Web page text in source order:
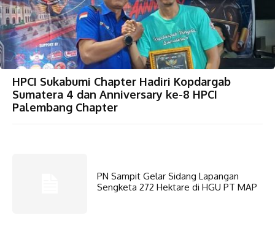
HPCI Sukabumi Chapter Hadiri Kopdargab
Sumatera 4 dan Anniversary ke-8 HPCI
Palembang Chapter
PN Sampit Gelar Sidang Lapangan
Sengketa 272 Hektare di HGU PT MAP